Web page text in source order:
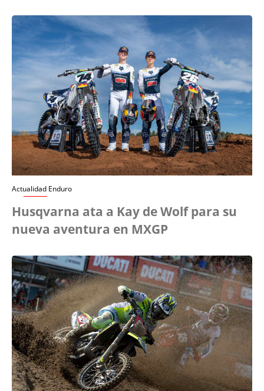
Actualidad Enduro
Husqvarna ata a Kay de Wolf para su
nueva aventura en MXGP